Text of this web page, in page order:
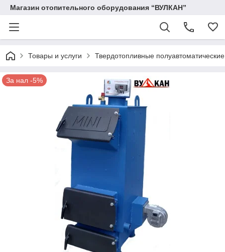
Магазин отопительного оборудования “ВУЛКАН”
Товары и услуги Твердотопливные
За нал -5%